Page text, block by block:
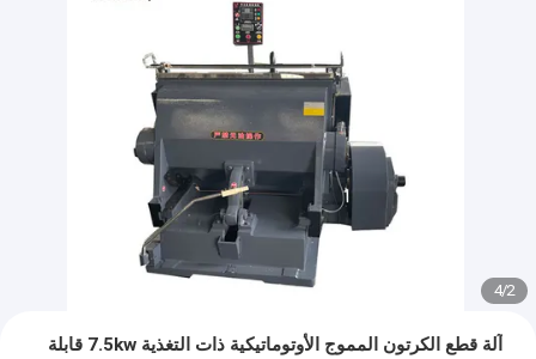
2
/
4
آلة قطع الكرتون المموج الأوتوماتيكية ذات التغذية 7.5kw قابلة